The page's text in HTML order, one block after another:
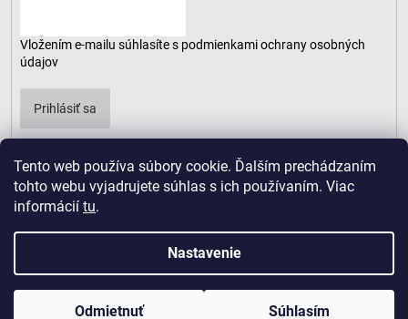
Tento web používa súbory cookie. Ďalším prechádzaním
tohto webu vyjadrujete súhlas s ich používaním. Viac
informácií tu.
Nastavenie
Odmietnuť Súhlasím
Vložením e-mailu súhlasíte s podmienkami ochrany osobných
údajov
Prihlásiť sa
Copyright 2026 . Všetky práva vyhradené.